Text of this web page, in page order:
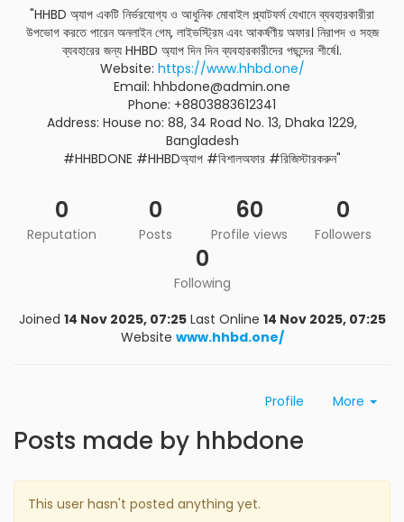
"HHBD অ্যাপ একটি নির্ভরযোগ্য ও আধুনিক মোবাইল প্ল্যাটফর্ম যেখানে ব্যবহারকারীরা
উপভোগ করতে পারেন অনলাইন গেম, লাইভস্ট্রিম এবং আকর্ষণীয় অফার। নিরাপদ ও সহজ
ব্যবহারের জন্য HHBD অ্যাপ দিন দিন ব্যবহারকারীদের পছন্দের শীর্ষে।.
Website: https://www.hhbd.one/
Email: hhbdone@admin.one
Phone: +8803883612341
Address: House no: 88, 34 Road No. 13, Dhaka 1229,
Bangladesh
#HHBDONE #HHBDঅ্যাপ #বিশালঅফার #রিজিস্টারকরুন"
0
Reputation
0
Posts
60
Profile views
0
Followers
0
Following
Joined 14 Nov 2025, 07:25 Last Online 14 Nov 2025, 07:25
Website www.hhbd.one/
Profile More
Posts made by hhbdone
This user hasn't posted anything yet.